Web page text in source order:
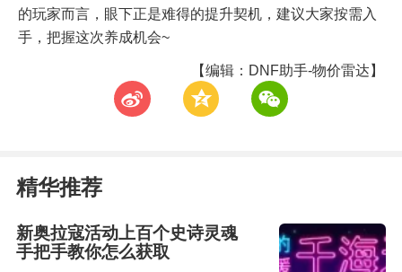
的玩家而言，眼下正是难得的提升契机，建议大家按需入
手，把握这次养成机会~
【编辑：DNF助手-物价雷达】
t z w
精华推荐
新奥拉寇活动上百个史诗灵魂
手把手教你怎么获取